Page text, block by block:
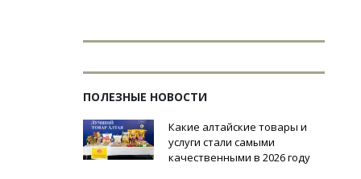
ПОЛЕЗНЫЕ НОВОСТИ
Какие алтайские товары и
услуги стали самыми
качественными в 2026 году